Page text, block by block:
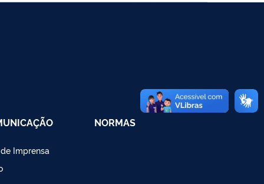
Imprensa
NORMAS